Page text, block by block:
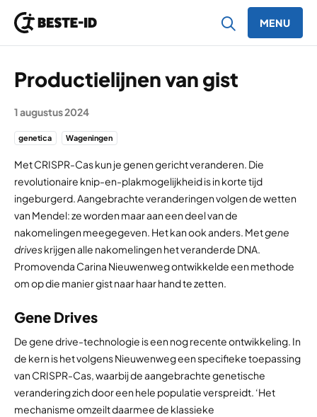
MENU
Productielijnen van gist
1 augustus 2024
genetica Wageningen
Met CRISPR-Cas kun je genen gericht veranderen. Die
revolutionaire knip-en-plakmogelijkheid is in korte tijd
ingeburgerd. Aangebrachte veranderingen volgen de wetten
van Mendel: ze worden maar aan een deel van de
nakomelingen meegegeven. Het kan ook anders. Metgene
driveskrijgen alle nakomelingen het veranderde DNA.
Promovenda Carina Nieuwenweg ontwikkelde een methode
om op die manier gist naar haar hand te zetten.
Gene Drives
De gene drive-technologie is een nog recente ontwikkeling. In
de kern is het volgens Nieuwenweg een specifieke toepassing
van CRISPR-Cas, waarbij de aangebrachte genetische
verandering zich door een hele populatie verspreidt. ‘Het
mechanisme omzeilt daarmee de klassieke